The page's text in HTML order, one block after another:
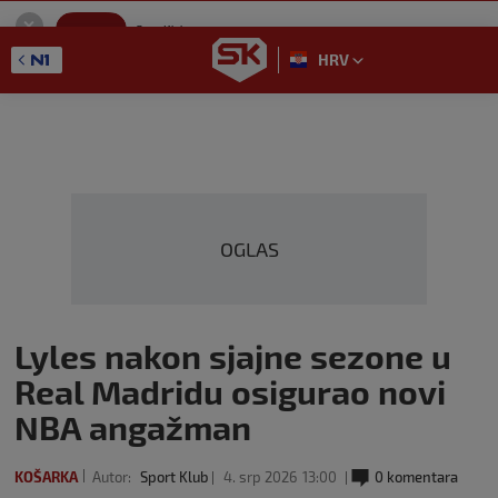
SportKlub
GET - On the Google Play
HRV
OGLAS
Lyles nakon sjajne sezone u
Real Madridu osigurao novi
NBA angažman
KOŠARKA Autor: Sport Klub 4. srp 2026 13:00 0 komentara